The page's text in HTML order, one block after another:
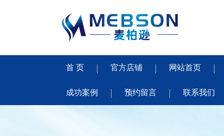
首 页 官方店铺 网站首页
成功案例 预约留言 联系我们